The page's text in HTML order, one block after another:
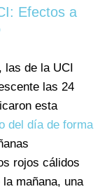
Efectos a
las de la UCI
las 24
esta
del día de forma
rojos cálidos
mañana, una